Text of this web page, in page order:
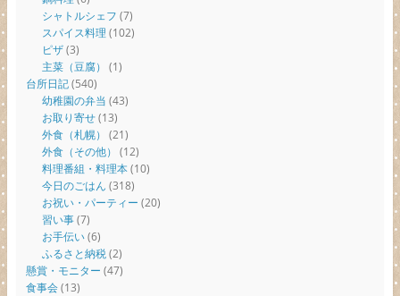
シャトルシェフ (7)
スパイス料理 (102)
ピザ(3)
主菜（豆腐） (1)
台所日記(540)
幼稚園の弁当 (43)
お取り寄せ(13)
外食（札幌） (21)
外食（その他） (12)
料理番組・料理本(10)
今日のごはん (318)
お祝い・パーティー (20)
習い事(7)
お手伝い(6)
ふるさと納税(2)
懸賞・モニター (47)
食事会(13)